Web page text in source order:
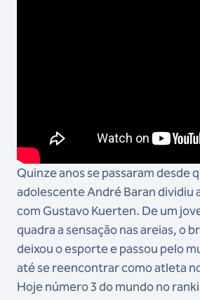
Quinze anos se passaram desde
adolescente André Baran dividiu
com Gustavo Kuerten. De um
quadra a sensação nas areias, o
deixou o esporte e passou pelo
até se reencontrar como atleta
Hoje número 3 do mundo no